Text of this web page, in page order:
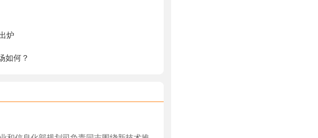
炉
如何？